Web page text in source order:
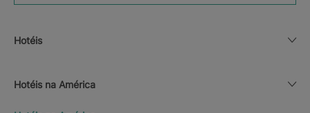
Hotéis
Hotéis na América